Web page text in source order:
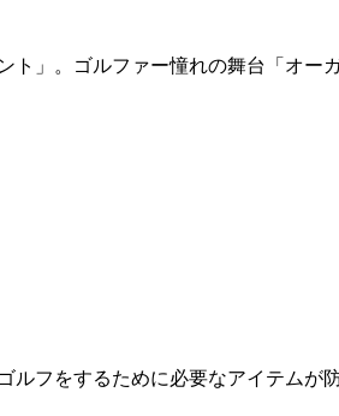
」。ゴルファー憧れの舞台「オー
フをするために必要なアイテムが